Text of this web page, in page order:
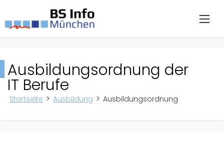
Ausbildungsordnung der
IT Berufe
Startseite Ausbildung Ausbildungsordnung